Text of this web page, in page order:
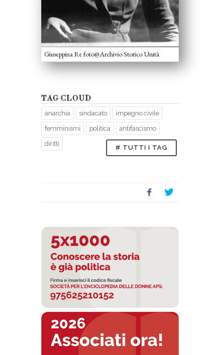
Giuseppina Re foto@Archivio Storico Unità
TAG CLOUD
anarchia sindacato impegno civile
femminismi politica antifascismo
diritti
# TUTTI I TAG